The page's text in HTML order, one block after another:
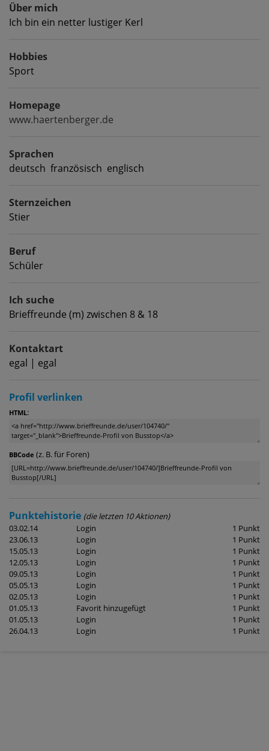
Über mich
Ich bin ein netter lustiger Kerl
Hobbies
Sport
Homepage
www.haertenberger.de
Sprachen
deutsch französisch englisch
Sternzeichen
Stier
Beruf
Schüler
Ich suche
Brieffreunde (m) zwischen 8 & 18
Kontaktart
egal | egal
Profil verlinken
HTML:
BBCode (z. B. für Foren)
Punktehistorie (die letzten 10 Aktionen)
03.02.14
Login
1 Punkt
23.06.13
Login
1 Punkt
15.05.13
Login
1 Punkt
12.05.13
Login
1 Punkt
09.05.13
Login
1 Punkt
05.05.13
Login
1 Punkt
02.05.13
Login
1 Punkt
01.05.13
Favorit hinzugefügt
1 Punkt
01.05.13
Login
1 Punkt
26.04.13
Login 1 Punkt